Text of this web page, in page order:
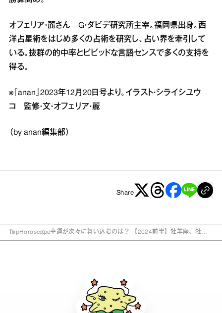
オフェリア・麗さん G・ダビデ研究所主宰。福岡県出身。西
洋占星術をはじめ多くの占術を研究し、占い界を牽引して
いる。抜群の的中率とビビッドな言語センスで多くの支持を
得る。
※『anan』2023年12月20日号より。イラスト・シライシユウ
コ 監修・文・オフェリア・麗
（by anan編集部）
Share
TopHoroscope幸運が次々に舞い込むのは？ 【2024前半】牡羊座、牡牛